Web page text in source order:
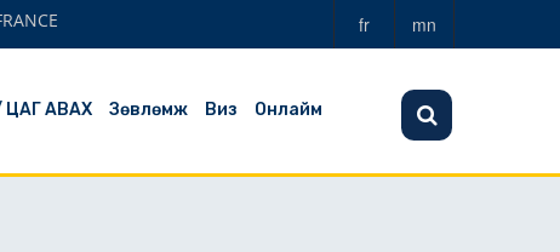
fr mn
ЦАГ АВАХ Зөвлөмж Виз Онлайм